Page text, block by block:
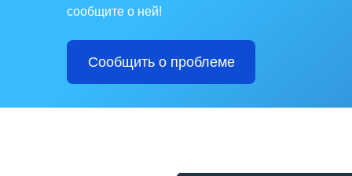
сообщите о ней!
Сообщить о проблеме